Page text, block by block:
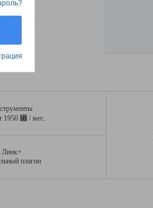
1950 ⃏ / мес.
Линк+
плагин